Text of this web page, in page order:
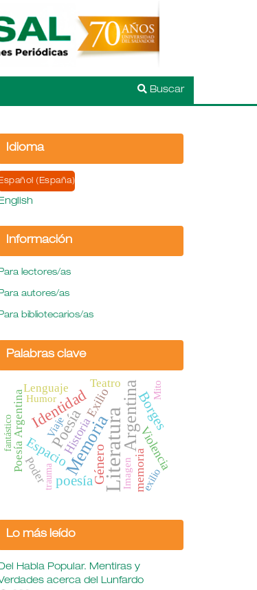
Buscar
Idioma
(España)
English
Información
lectores/as
autores/as
bibliotecarios/as
Palabras clave
Literatura
MemoriaArgentina
Poesía
Identidad Borges
poesíaGénero
Espacio Violencia
memoria
Historia
Exilio
Poesía Argentina
Lenguaje
Poder
Teatro
Viaje
Mito
exilio
Humor
Imagen
fantástico
trauma
Lo más leído
Habla Popular. Mentiras y
acerca del Lunfardo